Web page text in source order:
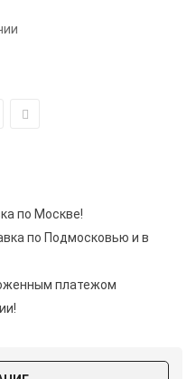
по Москве!
по Подмосковью и в
платежом